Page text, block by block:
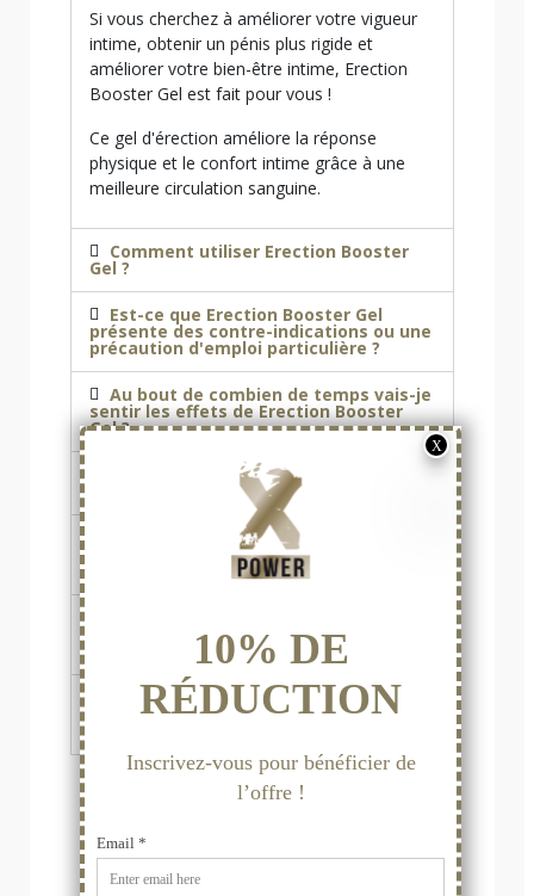
Si vous cherchez à améliorer votre vigueur
intime, obtenir un pénis plus rigide et
améliorer votre bien-être intime, Erection
Booster Gel est fait pour vous !
Ce gel d'érection améliore la réponse
physique et le confort intime grâce à une
meilleure circulation sanguine.
Comment utiliser Erection Booster
Gel ?
Est-ce que Erection Booster Gel
présente des contre-indications ou une
précaution d'emploi particulière ?
Au bout de combien de temps vais-je
sentir les effets de Erection Booster
Gel ?
Combien de temps durent les effets
de Erection Booster Gel ?
Est-ce que le gel Erection Booster Gel
est compatible avec le sexe oral et les
en même temps qu'un produit à effet
rapide ou une cure ?
Je ne ressens pas d'effets en
utilisant le Erection Booster Gel. Est-ce